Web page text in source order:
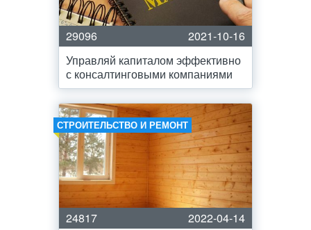
29096
2021-10-16
Управляй капиталом эффективно
с консалтинговыми компаниями
СТРОИТЕЛЬСТВО И РЕМОНТ
24817
2022-04-14